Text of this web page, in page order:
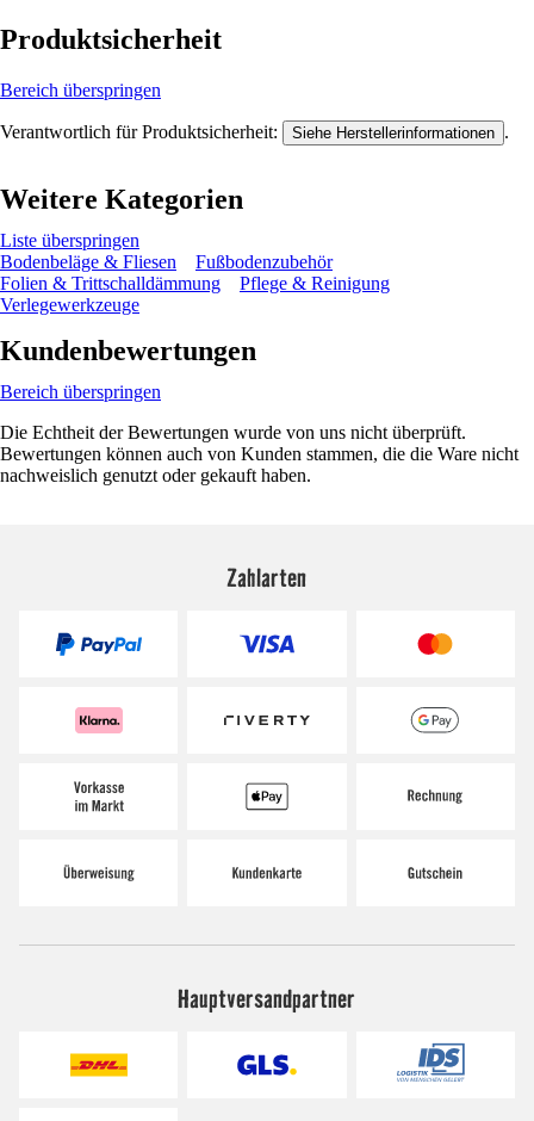
Produktsicherheit
Bereich überspringen
Verantwortlich für Produktsicherheit: Siehe Herstellerinformationen .
Weitere Kategorien
Liste überspringen
Bodenbeläge & Fliesen
Fußbodenzubehör
Folien & Trittschalldämmung
Pflege & Reinigung
Verlegewerkzeuge
Kundenbewertungen
Bereich überspringen
Die Echtheit der Bewertungen wurde von uns nicht überprüft.
Bewertungen können auch von Kunden stammen, die die Ware nicht
nachweislich genutzt oder gekauft haben.
Zahlarten
Hauptversandpartner